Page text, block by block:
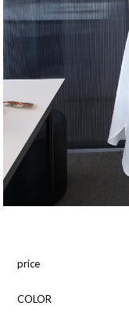
price
COLOR